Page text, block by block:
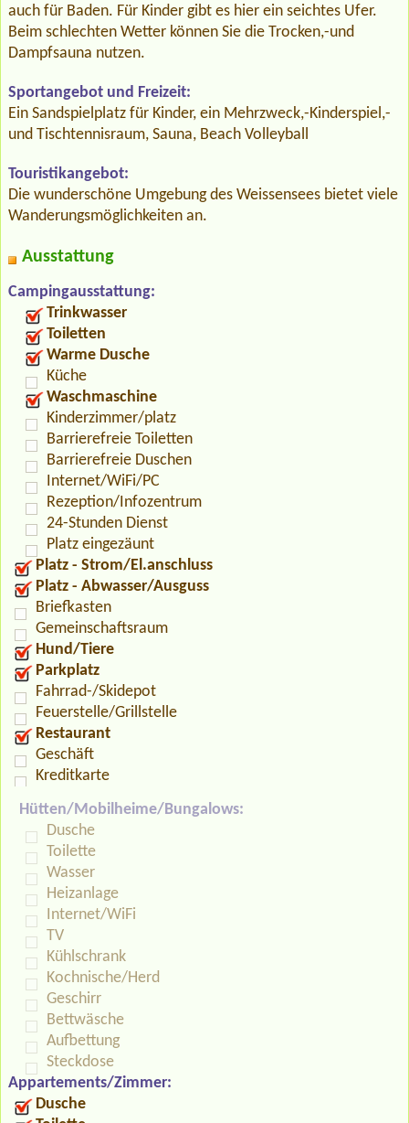
auch für Baden. Für Kinder gibt es hier ein seichtes Ufer.
Beim schlechten Wetter können Sie die Trocken,-und
Dampfsauna nutzen.
Sportangebot und Freizeit:
Ein Sandspielplatz für Kinder, ein Mehrzweck,-Kinderspiel,-
und Tischtennisraum, Sauna, Beach Volleyball
Touristikangebot:
Die wunderschöne Umgebung des Weissensees bietet viele
Wanderungsmöglichkeiten an.
Ausstattung
Campingausstattung:
Trinkwasser
Toiletten
Warme Dusche
Küche
Waschmaschine
Kinderzimmer/platz
Barrierefreie Toiletten
Barrierefreie Duschen
Internet/WiFi/PC
Rezeption/Infozentrum
24-Stunden Dienst
Platz eingezäunt
Platz - Strom/El.anschluss
Platz - Abwasser/Ausguss
Briefkasten
Gemeinschaftsraum
Hund/Tiere
Parkplatz
Fahrrad-/Skidepot
Feuerstelle/Grillstelle
Restaurant
Geschäft
Kreditkarte
Hütten/Mobilheime/Bungalows:
Dusche
Toilette
Wasser
Heizanlage
Internet/WiFi
TV
Kühlschrank
Kochnische/Herd
Geschirr
Bettwäsche
Aufbettung
Steckdose
Appartements/Zimmer:
Dusche